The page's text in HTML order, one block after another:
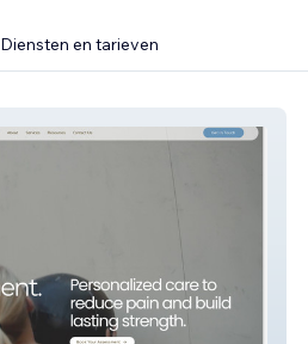
Diensten en tarieven